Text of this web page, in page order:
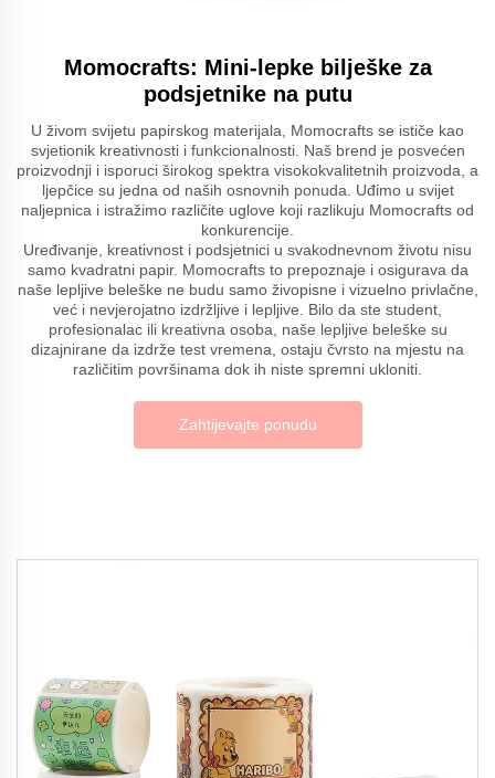
Momocrafts: Mini-lepke bilješke za
podsjetnike na putu
U živom svijetu papirskog materijala, Momocrafts se ističe kao
svjetionik kreativnosti i funkcionalnosti. Naš brend je posvećen
proizvodnji i isporuci širokog spektra visokokvalitetnih proizvoda, a
ljepčice su jedna od naših osnovnih ponuda. Uđimo u svijet
naljepnica i istražimo različite uglove koji razlikuju Momocrafts od
konkurencije.
Uređivanje, kreativnost i podsjetnici u svakodnevnom životu nisu
samo kvadratni papir. Momocrafts to prepoznaje i osigurava da
naše lepljive beleške ne budu samo živopisne i vizuelno privlačne,
već i nevjerojatno izdržljive i lepljive. Bilo da ste student,
profesionalac ili kreativna osoba, naše lepljive beleške su
dizajnirane da izdrže test vremena, ostaju čvrsto na mjestu na
različitim površinama dok ih niste spremni ukloniti.
Zahtijevajte ponudu